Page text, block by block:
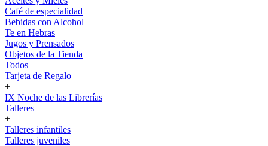
Café de especialidad
Bebidas con Alcohol
Te en Hebras
Jugos y Prensados
Objetos de la Tienda
Todos
Tarjeta de Regalo
+
IX Noche de las Librerías
Talleres
+
Talleres infantiles
Talleres juveniles